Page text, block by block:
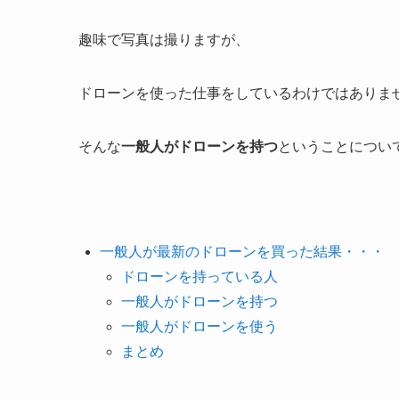
趣味で写真は撮りますが、
ドローンを使った仕事をしているわけではありま
そんな一般人がドローンを持つということについ
一般人が最新のドローンを買った結果・・・
ドローンを持っている人
一般人がドローンを持つ
一般人がドローンを使う
まとめ